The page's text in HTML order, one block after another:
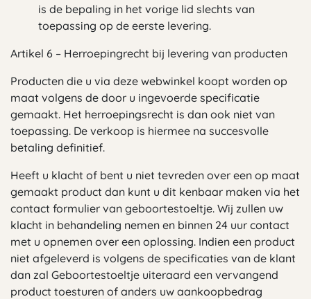
is de bepaling in het vorige lid slechts van
toepassing op de eerste levering.
Artikel 6 – Herroepingrecht bij levering van producten
Producten die u via deze webwinkel koopt worden op
maat volgens de door u ingevoerde specificatie
gemaakt. Het herroepingsrecht is dan ook niet van
toepassing. De verkoop is hiermee na succesvolle
betaling definitief.
Heeft u klacht of bent u niet tevreden over een op maat
gemaakt product dan kunt u dit kenbaar maken via het
contact formulier van geboortestoeltje. Wij zullen uw
klacht in behandeling nemen en binnen 24 uur contact
met u opnemen over een oplossing. Indien een product
niet afgeleverd is volgens de specificaties van de klant
dan zal Geboortestoeltje uiteraard een vervangend
product toesturen of anders uw aankoopbedrag